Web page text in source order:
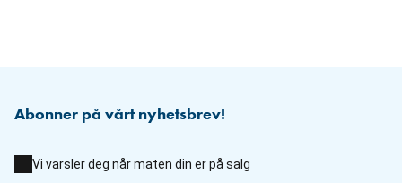
Abonner på vårt nyhetsbrev!
Vi varsler deg når maten din er på salg